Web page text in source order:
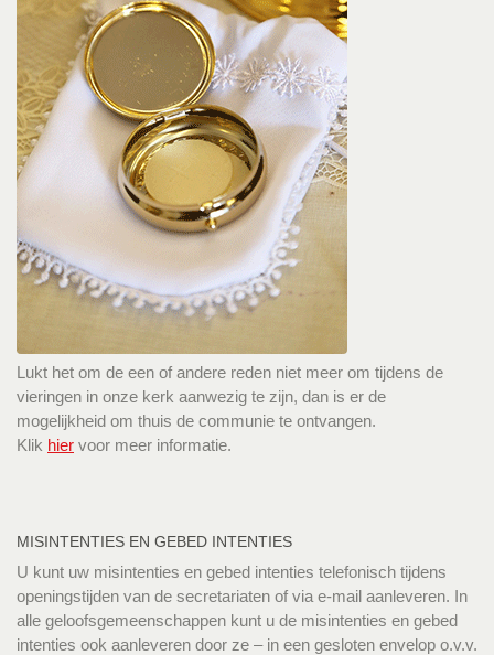
Lukt het om de een of andere reden niet meer om tijdens de
vieringen in onze kerk aanwezig te zijn, dan is er de
mogelijkheid om thuis de communie te ontvangen.
Klik hier voor meer informatie.
MISINTENTIES EN GEBED INTENTIES
U kunt uw misintenties en gebed intenties telefonisch tijdens
openingstijden van de secretariaten of via e-mail aanleveren. In
alle geloofsgemeenschappen kunt u de misintenties en gebed
intenties ook aanleveren door ze – in een gesloten envelop o.v.v.